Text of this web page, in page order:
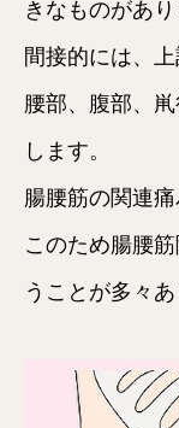
きなものがあり
間接的には、
腰部、腹部、
します。
腸腰筋の関連
このため腸腰
うことが多々あ